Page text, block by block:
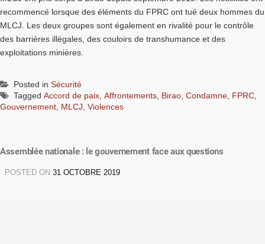
recommencé lorsque des éléments du FPRC ont tué deux hommes du
MLCJ. Les deux groupes sont également en rivalité pour le contrôle
des barrières illégales, des couloirs de transhumance et des
exploitations minières.
Posted in Sécurité
Tagged Accord de paix Affrontements Birao Condamne FPRC
Gouvernement MLCJ Violences
Assemblée nationale : le gouvernement face aux questions
POSTED ON 31 OCTOBRE 2019